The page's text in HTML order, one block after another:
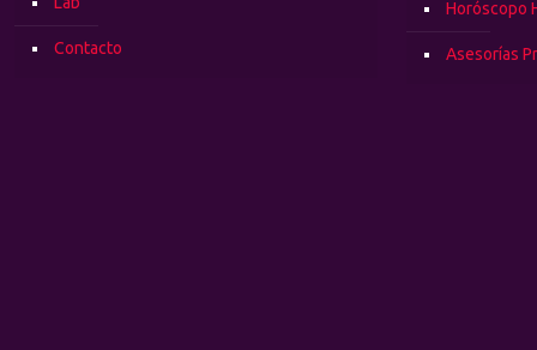
Contacto
Horóscopo
Asesorías